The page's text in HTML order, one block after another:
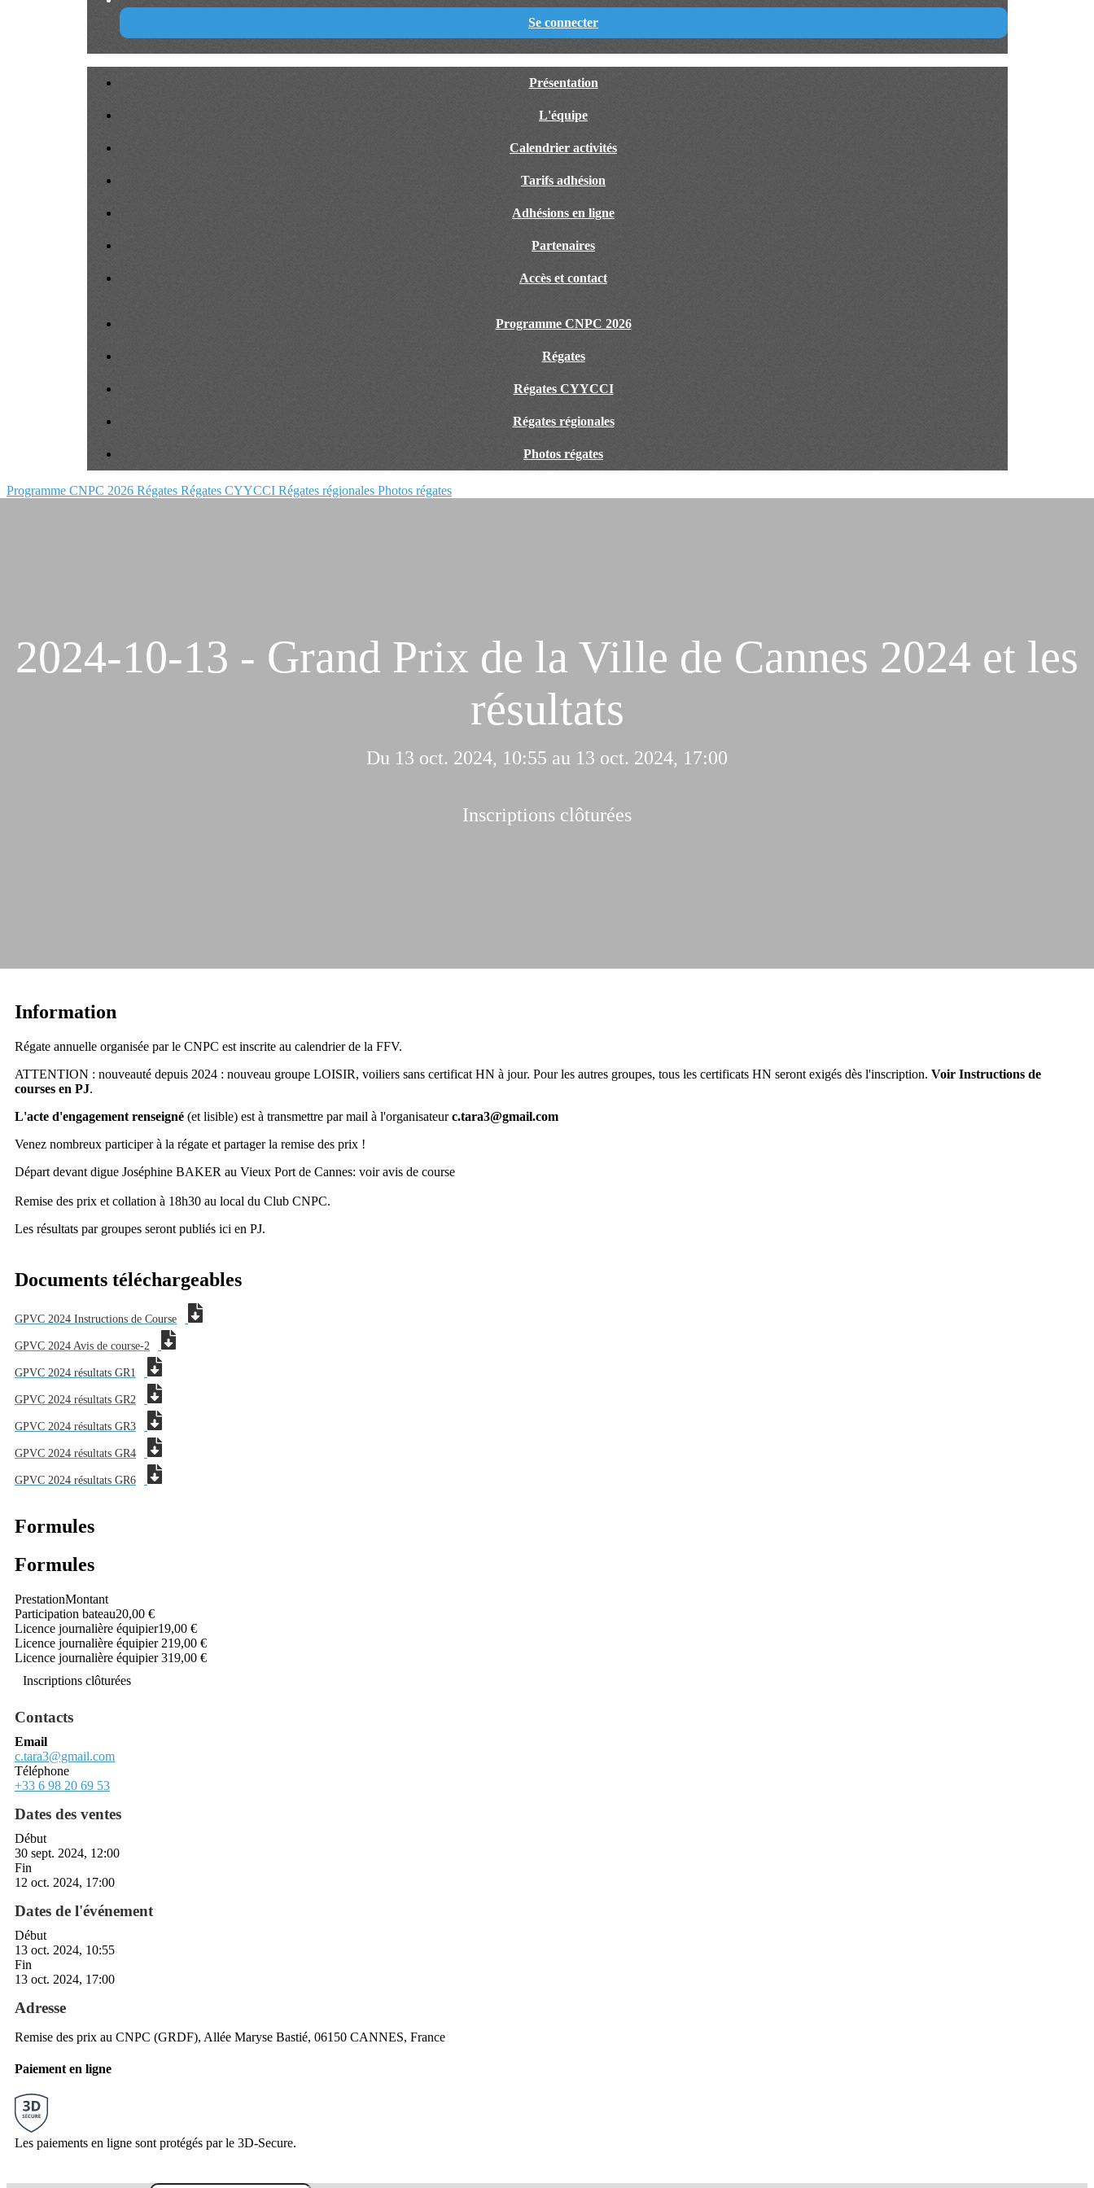
Se connecter
Présentation
L'équipe
Calendrier activités
Tarifs adhésion
Adhésions en ligne
Partenaires
Accès et contact
Programme CNPC 2026
Régates
Régates CYYCCI
Régates régionales
Photos régates
Programme CNPC 2026 Régates Régates CYYCCI Régates régionales Photos régates
2024-10-13 - Grand Prix de la Ville de Cannes 2024 et les
résultats
Du 13 oct. 2024, 10:55 au 13 oct. 2024, 17:00
Inscriptions clôturées
Information
Régate annuelle organisée par le CNPC est inscrite au calendrier de la FFV.
ATTENTION : nouveauté depuis 2024 : nouveau groupe LOISIR, voiliers sans certificat HN à jour. Pour les autres groupes, tous les certificats HN seront exigés dès l'inscription. Voir Instructions de
courses en PJ.
L'acte d'engagement renseigné (et lisible) est à transmettre par mail à l'organisateurc.tara3@gmail.com
Venez nombreux participer à la régate et partager la remise des prix !
Départ devant digue Joséphine BAKER au Vieux Port de Cannes: voir avis de course
Remise des prix et collation à 18h30 au local du Club CNPC.
Les résultats par groupes seront publiés ici en PJ.
Documents téléchargeables
GPVC 2024 Instructions de Course
GPVC 2024 Avis de course-2
GPVC 2024 résultats GR1
GPVC 2024 résultats GR2
GPVC 2024 résultats GR3
GPVC 2024 résultats GR4
GPVC 2024 résultats GR6
Formules
Formules
PrestationMontant
Participation bateau20,00 €
Licence journalière équipier19,00 €
Licence journalière équipier 219,00 €
Licence journalière équipier 319,00 €
Inscriptions clôturées
Contacts
Email
c.tara3@gmail.com
Téléphone
+33 6 98 20 69 53
Dates des ventes
Début
30 sept. 2024, 12:00
Fin
12 oct. 2024, 17:00
Dates de l'événement
Début
13 oct. 2024, 10:55
Fin
13 oct. 2024, 17:00
Adresse
Remise des prix au CNPC (GRDF), Allée Maryse Bastié, 06150 CANNES, France
Paiement en ligne
Les paiements en ligne sont protégés par le 3D-Secure.